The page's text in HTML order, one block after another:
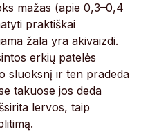
mažas (apie 0,3–0,4
praktiškai
žala yra akivaizdi.
erkių patelės
sluoksnį ir ten pradeda
takuose jos deda
lervos, taip